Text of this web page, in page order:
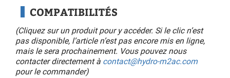
COMPATIBILITÉS
(Cliquez sur un produit pour y accéder. Si le clic n’est
pas disponible, l’article n’est pas encore mis en ligne,
mais le sera prochainement. Vous pouvez nous
contacter directement à contact@hydro-m2ac.com
pour le commander)